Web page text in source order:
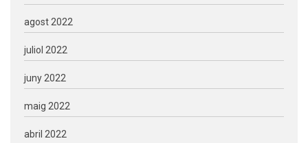
agost 2022
juliol 2022
juny 2022
maig 2022
abril 2022